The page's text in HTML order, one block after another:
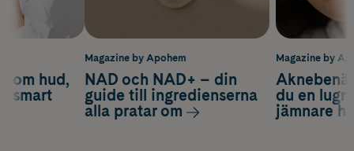
Magazine by
du en
jämnare
om hud,
smart
Magazine by Apohem
NAD och NAD+ – din
guide till ingredienserna
alla pratar om